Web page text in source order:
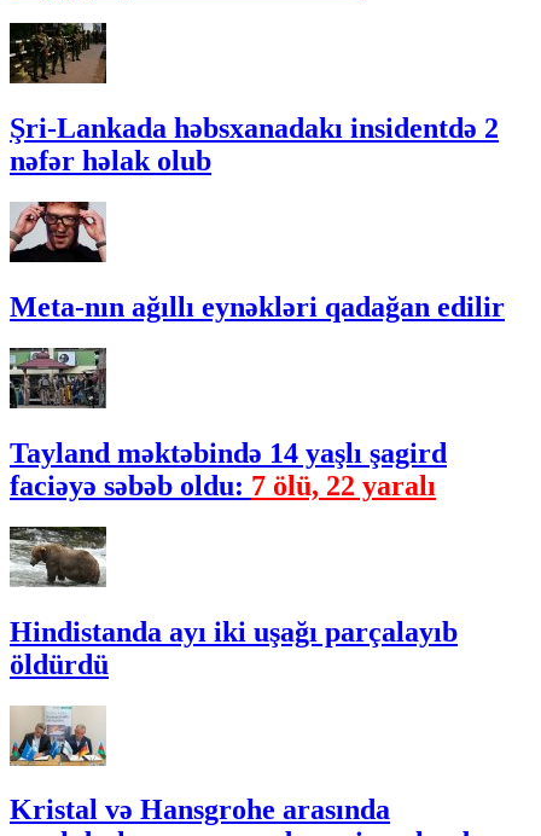
Şri-Lankada həbsxanadakı insidentdə 2
nəfər həlak olub
Meta-nın ağıllı eynəkləri qadağan edilir
Tayland məktəbində 14 yaşlı şagird
faciəyə səbəb oldu: 7 ölü, 22 yaralı
Hindistanda ayı iki uşağı parçalayıb
öldürdü
Kristal və Hansgrohe arasında